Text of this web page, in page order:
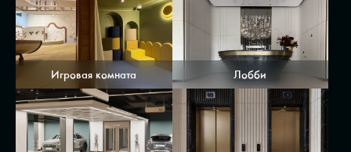
Игровая комната Лобби